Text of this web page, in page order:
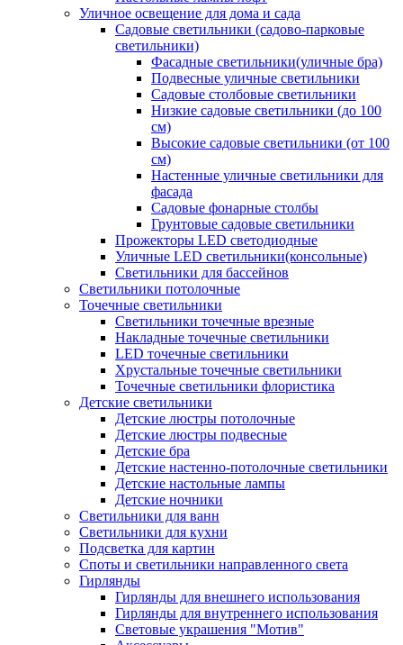
Уличное освещение для дома и сада
Садовые светильники (садово-парковые
светильники)
Фасадные светильники(уличные бра)
Подвесные уличные светильники
Садовые столбовые светильники
Низкие садовые светильники (до 100
см)
Высокие садовые светильники (от 100
см)
Настенные уличные светильники для
фасада
Садовые фонарные столбы
Грунтовые садовые светильники
Прожекторы LED светодиодные
Уличные LED светильники(консольные)
Светильники для бассейнов
Светильники потолочные
Точечные светильники
Светильники точечные врезные
Накладные точечные светильники
LED точечные светильники
Хрустальные точечные светильники
Точечные светильники флористика
Детские светильники
Детские люстры потолочные
Детские люстры подвесные
Детские бра
Детские настенно-потолочные светильники
Детские настольные лампы
Детские ночники
Светильники для ванн
Светильники для кухни
Подсветка для картин
Споты и светильники направленного света
Гирлянды
Гирлянды для внешнего использования
Гирлянды для внутреннего использования
Световые украшения "Мотив"